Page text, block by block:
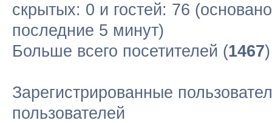
скрытых: 0 и гостей: 76
последние 5 минут)
Больше всего посетителей (1467
Зарегистрированные
пользователей